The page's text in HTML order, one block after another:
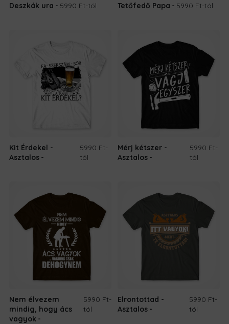
Deszkák ura 5990 Ft-tól Tetőfedő Papa 5990 Ft-tól
Kit Érdekel -
Asztalos
5990 Ft-
tól
Mérj kétszer -
Asztalos
5990 Ft-
tól
Nem élvezem
mindig, hogy ács
vagyok
5990 Ft-
tól
Elrontottad -
Asztalos
5990 Ft-
tól